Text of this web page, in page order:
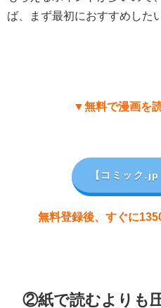
ば、まず最初におすすめした
▼無料で漫画を
【コミック.jp
無料登録後、すぐに
②紙で読むよりも